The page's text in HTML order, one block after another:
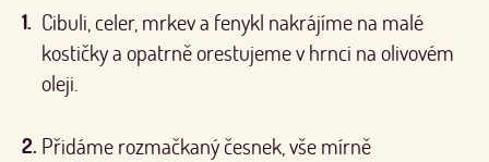
Cibuli, celer, mrkev a fenykl nakrájíme na malé
kostičky a opatrně orestujeme v hrnci na olivovém
oleji.
Přidáme rozmačkaný česnek, vše mírně